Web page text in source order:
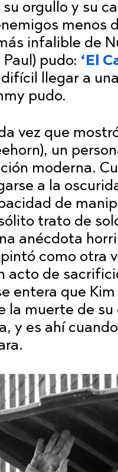
orgullo y su
menos
infalible de
Paul) pudo: ‘El
llegar a
pudo.
vez que
un
moderna.
a la
de
trato de
anécdota
como otra
acto de
entera que
la muerte de su
y es ahí